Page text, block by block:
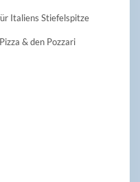
Italiens Stiefelspitze
& den Pozzari